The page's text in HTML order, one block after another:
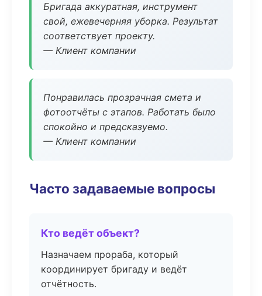
Бригада аккуратная, инструмент
свой, ежевечерняя уборка. Результат
соответствует проекту.
— Клиент компании
Понравилась прозрачная смета и
фотоотчёты с этапов. Работать было
спокойно и предсказуемо.
— Клиент компании
Часто задаваемые вопросы
Кто ведёт объект?
Назначаем прораба, который
координирует бригаду и ведёт
отчётность.